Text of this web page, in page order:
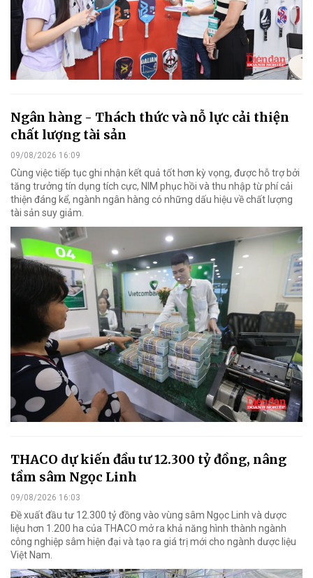
Ngân hàng - Thách thức và nỗ lực cải thiện
chất lượng tài sản
09/08/2026 16:09
Cùng việc tiếp tục ghi nhận kết quả tốt hơn kỳ vọng, được hỗ trợ bởi
tăng trưởng tín dụng tích cực, NIM phục hồi và thu nhập từ phí cải
thiện đáng kể, ngành ngân hàng có những dấu hiệu về chất lượng
tài sản suy giảm.
THACO dự kiến đầu tư 12.300 tỷ đồng, nâng
tầm sâm Ngọc Linh
09/08/2026 16:03
Đề xuất đầu tư 12.300 tỷ đồng vào vùng sâm Ngọc Linh và dược
liệu hơn 1.200 ha của THACO mở ra khả năng hình thành ngành
công nghiệp sâm hiện đại và tạo ra giá trị mới cho ngành dược liệu
Việt Nam.